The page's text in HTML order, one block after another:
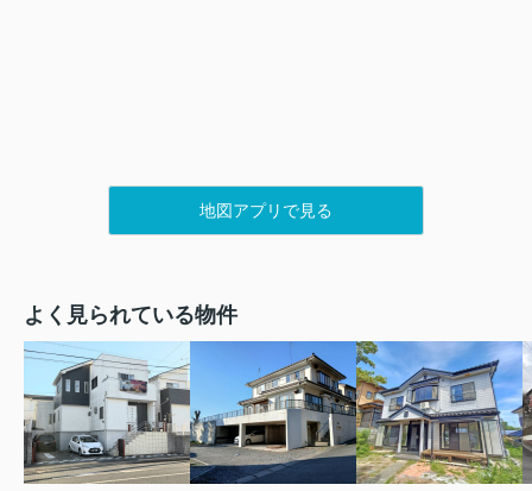
地図アプリで見る
よく見られている物件